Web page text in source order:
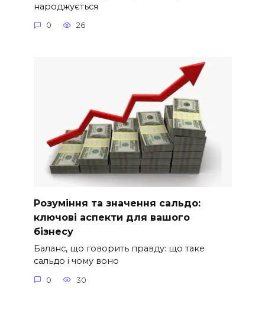
народжується
0 26
Розуміння та значення сальдо:
ключові аспекти для вашого
бізнесу
Баланс, що говорить правду: що таке
сальдо і чому воно
0 30